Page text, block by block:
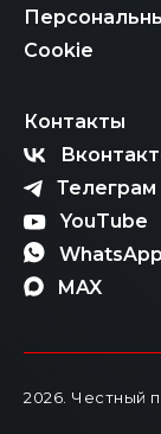
Cookie
Контакты
Телеграм
YouTube
WhatsApp
MAX
2026 . Честный